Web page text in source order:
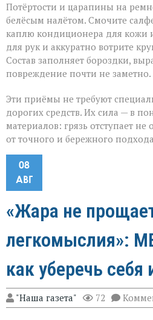
Потёртости и царапины на
белёсым налётом. Смочите
каплю кондиционера для кожи
для рук и аккуратно вотрите
Состав заполняет бороздки,
повреждение почти не заметно.
Эти приёмы не требуют
дорогих средств. Их сила — в
материалов: грязь отступает
от точного и бережного
08
АВГ
«Жара не
легкомыслия»:
как уберечь себя
"Наша газета" 72